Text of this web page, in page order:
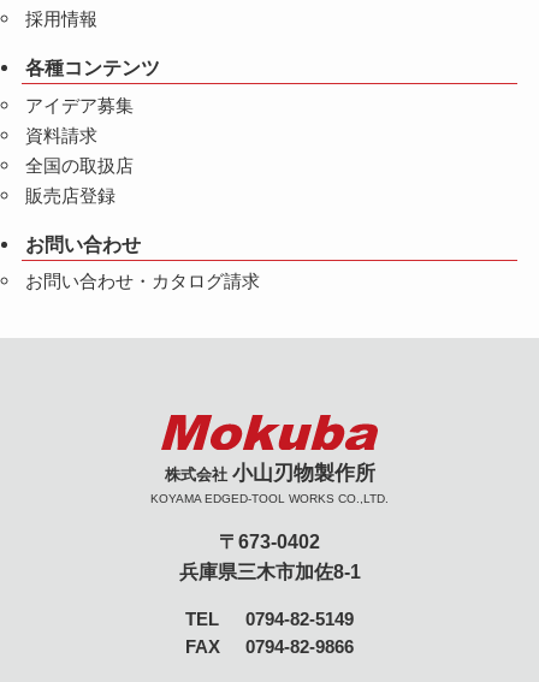
採用情報
各種コンテンツ
アイデア募集
資料請求
全国の取扱店
販売店登録
お問い合わせ
お問い合わせ・カタログ請求
株式会社 小山刃物製作所
KOYAMA EDGED-TOOL WORKS CO.,LTD.
〒673-0402
兵庫県三木市加佐8-1
TEL
0794-82-5149
FAX
0794-82-9866